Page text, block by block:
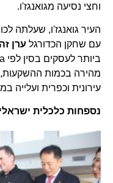
וחצי נסיעה מגואנגז'ו.
העיר גואנגז'ו, שעלתה
עם שחקן הכדורגל ערן
מהירה בכמות ההשקעות,
עירונית וכפרית ועלייה
נספחות כלכלית